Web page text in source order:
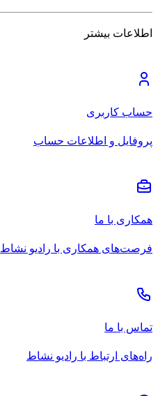
اطلاعات بیشتر
حساب کاربری
پروفایل و اطلاعات حساب
همکاری با ما
فرصت‌های همکاری با رادیو نشاط
تماس با ما
راه‌های ارتباط با رادیو نشاط